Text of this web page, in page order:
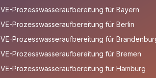
VE-Prozesswasseraufbereitung für Bayern
VE-Prozesswasseraufbereitung für Berlin
VE-Prozesswasseraufbereitung für
VE-Prozesswasseraufbereitung für Bremen
VE-Prozesswasseraufbereitung für Hamburg